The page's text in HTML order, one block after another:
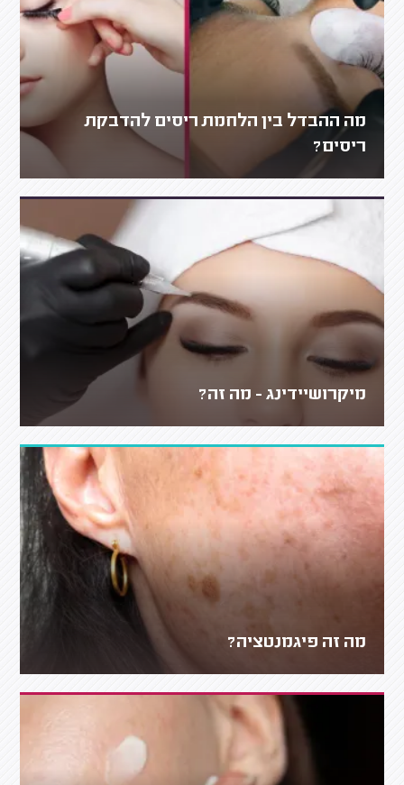
מה ההבדל בין הלחמת ריסים להדבקת
ריסים?
מיקרושיידינג - מה זה?
מה זה פיגמנטציה?